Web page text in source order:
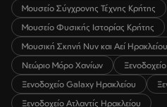
Μουσείο Σύγχρονης Τέχνης Κρήτης
Μουσείο Φυσικής Ιστορίας Κρήτης
Μουσική Σκηνή Νυν και Αεί Ηρακλείου
Νεώριο Μόρο Χανίων
Ξενοδοχείο Galaxy Ηρακλείου
Ξενοδοχείο Ατλαντίς Ηρακλείου